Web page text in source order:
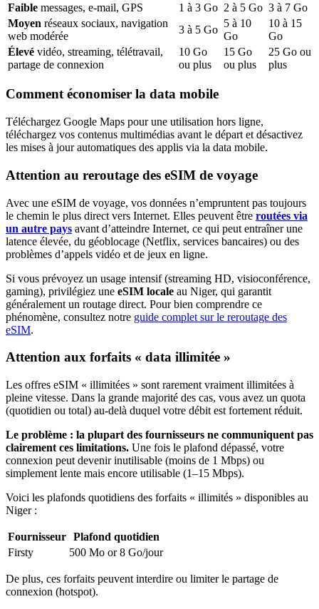
Faible messages, e-mail, GPS 1 à 3 Go 2 à 5 Go 3 à 7 Go
Moyen réseaux sociaux, navigation
web modérée
3 à 5 Go
5 à 10
Go
10 à 15
Go
Élevé vidéo, streaming, télétravail,
partage de connexion
10 Go
ou plus
15 Go
ou plus
25 Go ou
plus
Comment économiser la data mobile
Téléchargez Google Maps pour une utilisation hors ligne,
téléchargez vos contenus multimédias avant le départ et désactivez
les mises à jour automatiques des applis via la data mobile.
Attention au reroutage des eSIM de voyage
Avec une eSIM de voyage, vos données n’empruntent pas toujours
le chemin le plus direct vers Internet. Elles peuvent être routées via
un autre pays avant d’atteindre Internet, ce qui peut entraîner une
latence élevée, du géoblocage (Netflix, services bancaires) ou des
problèmes d’appels vidéo et de jeux en ligne.
Si vous prévoyez un usage intensif (streaming HD, visioconférence,
gaming), privilégiez une eSIM locale au Niger, qui garantit
généralement un routage direct. Pour bien comprendre ce
phénomène, consultez notre guide complet sur le reroutage des
eSIM.
Attention aux forfaits « data illimitée »
Les offres eSIM « illimitées » sont rarement vraiment illimitées à
pleine vitesse. Dans la grande majorité des cas, vous avez un quota
(quotidien ou total) au-delà duquel votre débit est fortement réduit.
Le problème : la plupart des fournisseurs ne communiquent pas
clairement ces limitations. Une fois le plafond dépassé, votre
connexion peut devenir inutilisable (moins de 1 Mbps) ou
simplement lente mais encore utilisable (1–15 Mbps).
Voici les plafonds quotidiens des forfaits « illimités » disponibles au
Niger:
Fournisseur Plafond quotidien
Firsty
500 Mo or 8 Go/jour
De plus, ces forfaits peuvent interdire ou limiter le partage de
connexion (hotspot).